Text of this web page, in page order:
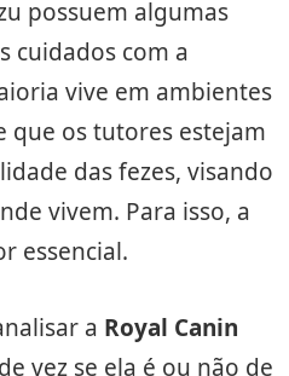
possuem algumas
cuidados com a
vive em ambientes
os tutores estejam
das fezes, visando
vivem. Para isso, a
essencial.
a Royal Canin
vez se ela é ou não de